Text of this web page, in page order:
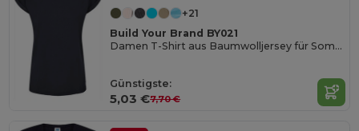
+21
Build Your Brand BY021
Damen T-Shirt aus Baumwolljersey für Sommer
Günstigste:
5,03 €7,70 €